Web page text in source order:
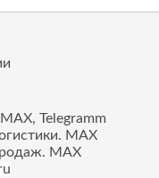
Telegramm
MAX
MAX